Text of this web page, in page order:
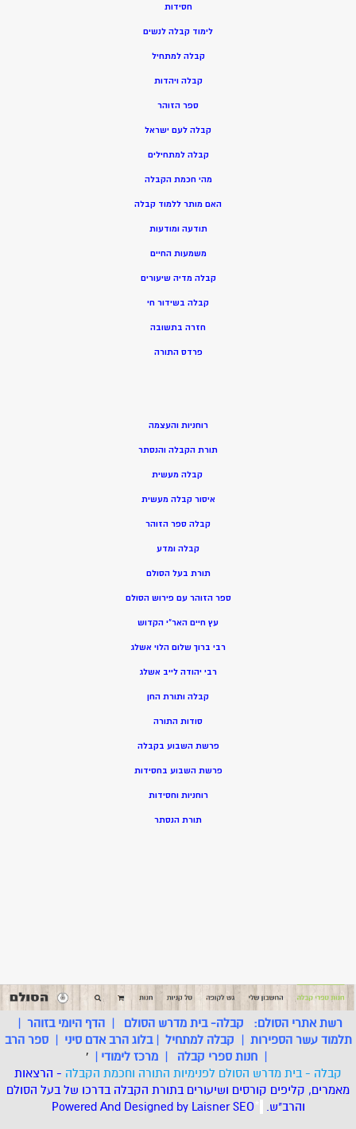
חסידות
לימוד קבלה לנשים
קבלה למתחיל
קבלה ויהדות
ספר הזוהר
קבלה לעם ישראל
קבלה למתחילים
מהי חכמת הקבלה
האם מותר ללמוד קבלה
תודעה ומודעות
משמעות החיים
קבלה מדיה שיעורים
קבלה בשידור חי
חזרה בתשובה
פרדס התורה
רוחניות והעצמה
תורת הקבלה והנסתר
קבלה מעשית
איסור קבלה מעשית
קבלה ספר הזוהר
קבלה ומדע
תורת בעל הסולם
ספר הזוהר עם פירוש הסולם
עץ חיים האר”י הקדוש
רבי ברוך שלום הלוי אשלג
רבי יהודה לייב אשלג
קבלה ותורת החן
סודות התורה
פרשת השבוע בקבלה
פרשת השבוע בחסידות
רוחניות וחסידות
תורת הנסתר
רשת אתרי הסולם: קבלה- בית מדרש הסולם |הדף היומי בזוהר |
תלמוד עשר הספירות | קבלה למתחיל |בלוג הרב אדם סיני |ספר הרב
| חנות ספרי קבלה | מרכז לימודי |
'
קבלה - בית מדרש הסולם לפנימיות התורה וחכמת הקבלה - הרצאות
מאמרים, קליפים קורסים ושיעורים בתורת הקבלה בדרכו של בעל הסולם
והרב"ש. *
Powered And Designed by LaisnerSEO